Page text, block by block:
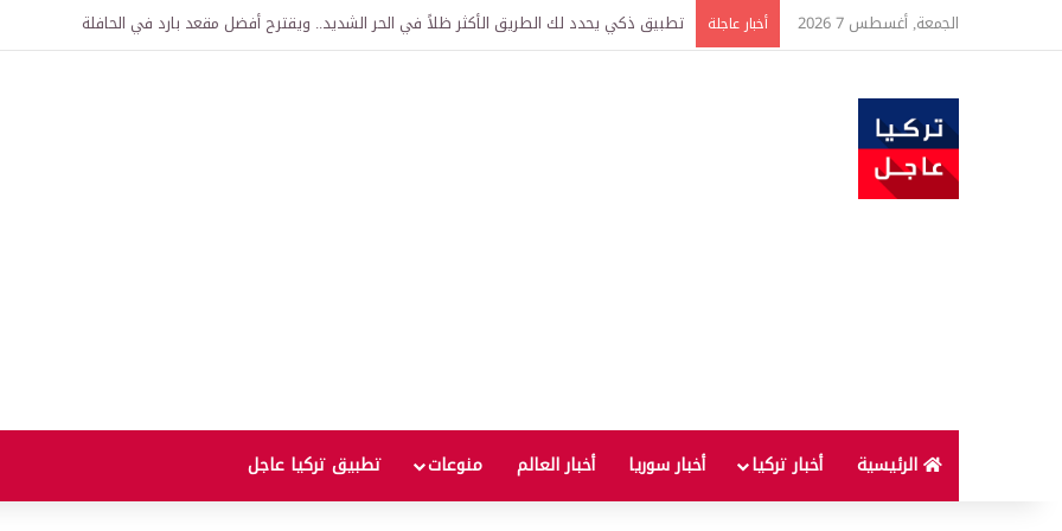
الجمعة, أغسطس 7 2026 أخبار عاجلة تركيا وسوريا توقعان اتفاقية لإنشاء “الجامعة السورية التركية” في دمشق.. منح دراسية واعتراف بالشهادات
الرئيسية أخبار تركيا أخبار سوريا أخبار العالم منوعات تطبيق تركيا عاجل